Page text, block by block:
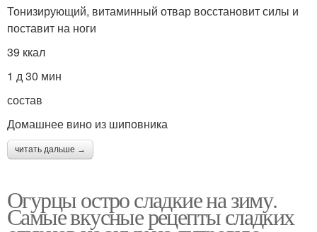
Тонизирующий, витаминный отвар восстановит силы и
поставит на ноги
39 ккал
1 д 30 мин
состав
Домашнее вино из шиповника
читать дальше →
Огурцы остро сладкие на зиму.
Самые вкусные рецепты сладких